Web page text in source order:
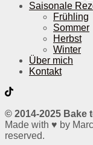
Saisonale
Frühling
Sommer
Herbst
Winter
Über mich
Kontakt
© 2014-2025 Bake
Made with ♥ by
reserved.